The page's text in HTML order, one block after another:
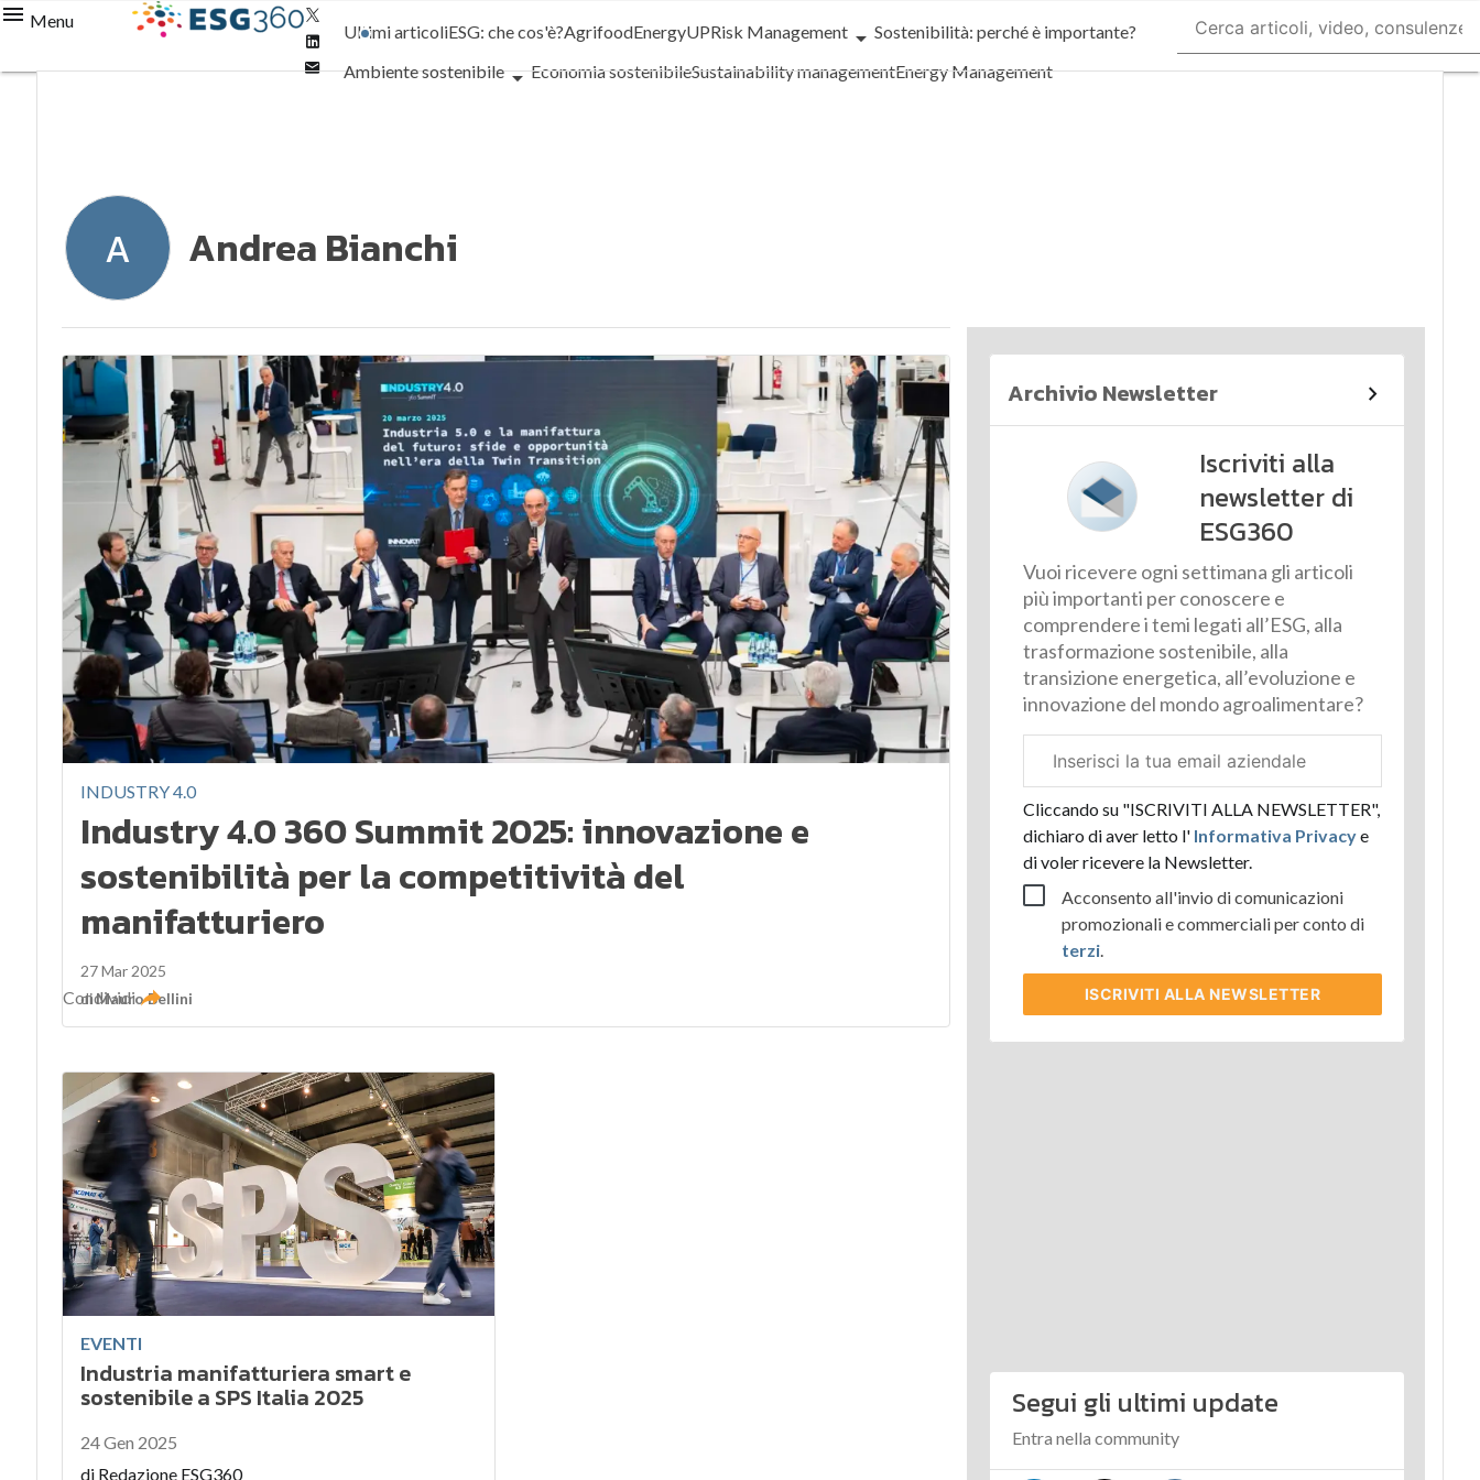
Menu
Linkedin
Email
Ultimi articoliESG: che cos'è?AgrifoodEnergyUPRisk Management
Sostenibilità: perché è importante?
Ambiente sostenibile
Economia sostenibileSustainability managementEnergy Management
A Andrea Bianchi
INDUSTRY 4.0
Industry 4.0 360 Summit 2025: innovazione e
sostenibilità per la competitività del
manifatturiero
27 Mar 2025
diMauro Bellini
Condividi
EVENTI
Industria manifatturiera smart e
sostenibile a SPS Italia 2025
24 Gen 2025
di Redazione ESG360
Archivio Newsletter
Iscriviti alla
newsletter di
ESG360
Vuoi ricevere ogni settimana gli articoli
più importanti per conoscere e
comprendere i temi legati all’ESG, alla
trasformazione sostenibile, alla
transizione energetica, all’evoluzione e
innovazione del mondo agroalimentare?
aziendale
Cliccando su "ISCRIVITI ALLA NEWSLETTER",
dichiaro di aver letto l'Informativa Privacye
di voler ricevere la Newsletter.
Acconsento all'invio di comunicazioni
promozionali e commerciali per conto di
terzi.
ISCRIVITI ALLA NEWSLETTER
Segui gli ultimi update
Entra nella community